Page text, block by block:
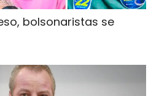
bolsonaristas se